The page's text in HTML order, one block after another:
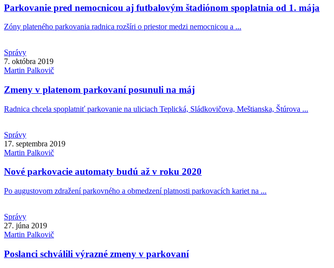
Parkovanie pred nemocnicou aj futbalovým štadiónom spoplatnia od 1. mája
Zóny plateného parkovania radnica rozšíri o priestor medzi nemocnicou a ...
Správy
7. októbra 2019
Martin Palkovič
Zmeny v platenom parkovaní posunuli na máj
Radnica chcela spoplatniť parkovanie na uliciach Teplická, Sládkovičova, Meštianska, Štúrova ...
Správy
17. septembra 2019
Martin Palkovič
Nové parkovacie automaty budú až v roku 2020
Po augustovom zdražení parkovného a obmedzení platnosti parkovacích kariet na ...
Správy
27. júna 2019
Martin Palkovič
Poslanci schválili výrazné zmeny v parkovaní